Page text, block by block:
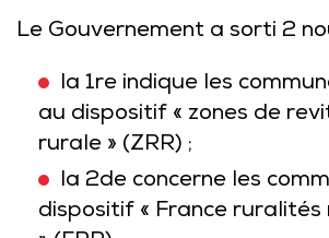
Le Gouvernement a sorti 2
la 1re indique les
au dispositif « zones de
rurale » (ZRR) ;
la 2de concerne les
dispositif « France